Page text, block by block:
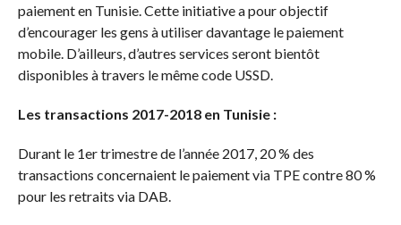
paiement en Tunisie. Cette initiative a pour objectif
d’encourager les gens à utiliser davantage le paiement
mobile. D’ailleurs, d’autres services seront bientôt
disponibles à travers le même code USSD.
Les transactions 2017-2018 en Tunisie :
Durant le 1er trimestre de l’année 2017, 20 % des
transactions concernaient le paiement via TPE contre 80 %
pour les retraits via DAB.